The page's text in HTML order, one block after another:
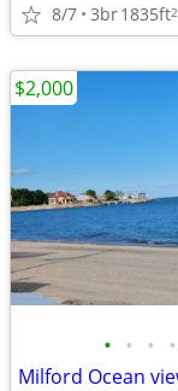
8/7 3br1835ft2
• • • •
$2,000